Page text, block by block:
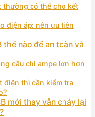
thường có thể cho kết
điện áp: nên ưu tiên
thế nào để an toàn và
cầu chì ampe lớn hơn
điện thì cần kiểm tra
mới thay vẫn cháy lại